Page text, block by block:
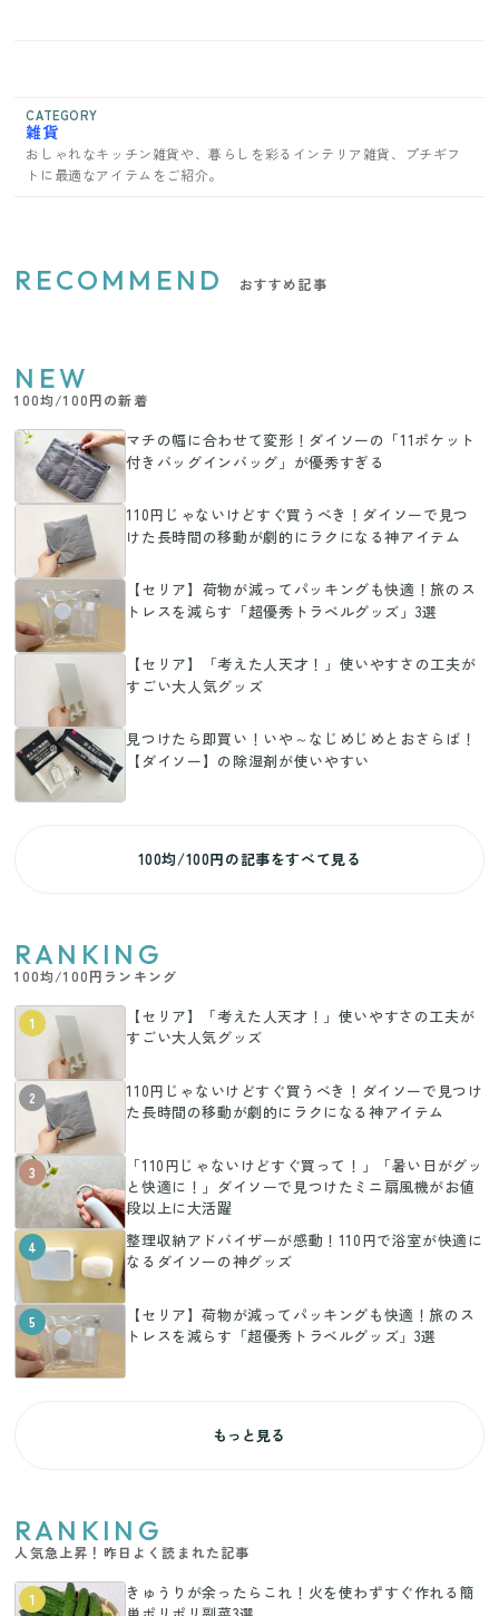
CATEGORY
雑貨
おしゃれなキッチン雑貨や、暮らしを彩るインテリア雑貨、プチギフ
トに最適なアイテムをご紹介。
RECOMMEND おすすめ記事
NEW
100均/100円の新着
マチの幅に合わせて変形！ダイソーの「11ポケット
付きバッグインバッグ」が優秀すぎる
110円じゃないけどすぐ買うべき！ダイソーで見つ
けた長時間の移動が劇的にラクになる神アイテム
【セリア】荷物が減ってパッキングも快適！旅のス
トレスを減らす「超優秀トラベルグッズ」3選
【セリア】「考えた人天才！」使いやすさの工夫が
すごい大人気グッズ
見つけたら即買い！いや～なじめじめとおさらば！
【ダイソー】の除湿剤が使いやすい
100均/100円の記事をすべて見る
RANKING
100均/100円ランキング
1
【セリア】「考えた人天才！」使いやすさの工夫が
すごい大人気グッズ
2
110円じゃないけどすぐ買うべき！ダイソーで見つけ
た長時間の移動が劇的にラクになる神アイテム
3
「110円じゃないけどすぐ買って！」「暑い日がグッ
と快適に！」ダイソーで見つけたミニ扇風機がお値
段以上に大活躍
4
整理収納アドバイザーが感動！110円で浴室が快適に
なるダイソーの神グッズ
5
【セリア】荷物が減ってパッキングも快適！旅のス
トレスを減らす「超優秀トラベルグッズ」3選
もっと見る
RANKING
人気急上昇！昨日よく読まれた記事
1
きゅうりが余ったらこれ！火を使わずすぐ作れる簡